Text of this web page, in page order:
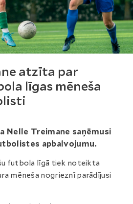
atzīta par
līgas mēneša
Nelle Treimane saņēmusi
apbalvojumu.
futbola līgā tiek noteikta
mēneša nogrieznī parādījusi